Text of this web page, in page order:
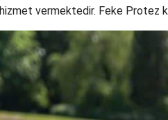
hizmet vermektedir. Feke Protez